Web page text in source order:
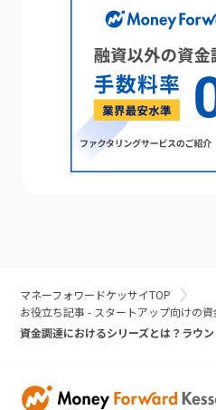
マネーフォワードケッサイTOP
お役立ち記事 - スタートアップ向けの
資金調達におけるシリーズとは？ラウ